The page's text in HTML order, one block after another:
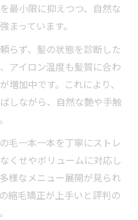
最小限に抑えつつ、自然な
まっています。
らず、髪の状態を診断した
アイロン温度も髪質に合わ
加中です。これにより、
しながら、自然な艶や手触
毛一本一本を丁寧にストレ
くせやボリュームに対応し
様なメニュー展開が見られ
縮毛矯正が上手いと評判の